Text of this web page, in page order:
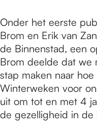
Onder het eerste
Brom en Erik van
de Binnenstad, een
Brom deelde dat we
stap maken naar
Winterweken voor
uit om tot en met 4
de gezelligheid in de